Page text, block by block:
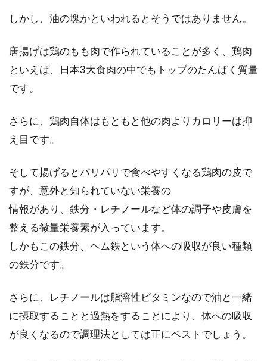
旨味もある鶏肉と、火を通す前の辛味が特徴的
家で焼肉！普段のメニューが本格焼
なるために気を付けていることはありますか？
今回はい...
桃の種から発芽させて栽培したい！
甘くてジューシーな実をつける桃は、夏が旬の
人気の果物ですよね。日本の桃は沢山の品種が
しかし、油の塊かといわれるとそうではありません。
唐揚げは鶏のもも肉で作られていることが多く、鶏肉
といえば、日本3大食肉の中でもトップのたんぱく質量
です。
さらに、鶏肉自体はもともと他の肉よりカロリーは抑
え目です。
そして揚げるとパリパリで食べやすくなる鶏肉の皮で
すが、意外と知られていない栄養の
情報があり、鉄分・レチノールなど体の調子や皮膚を
整える微量栄養素が入っています。
しかもこの鉄分、ヘム鉄という体への吸収が良い種類
の鉄分です。
さらに、レチノールは脂溶性ビタミンなので油と一緒
に摂取することと過熱をすることにより、体への吸収
が良くなるので調理法としては正にベストでしょう。